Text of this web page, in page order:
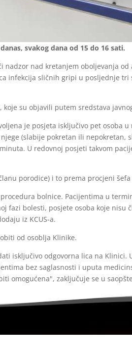
svakog dana od 15 do 16 sati.
nadzor nad kretanjem oboljevanja
infekcija sličnih gripi u posljednje tri
su objavili putem sredstava
je posjeta isključivo pet osoba
(slabije pokretan ili nepokretan,
U redovnoj posjeti takvom
porodice) i to prema procjeni
bolnice. Pacijentima u
fazi bolesti, posjete osoba koje nisu
iz KCUS-a.
od osoblja Klinike.
isključivo odgovorna lica na Klinici.
bez saglasnosti i uputa
omogućena", zaključuje se u